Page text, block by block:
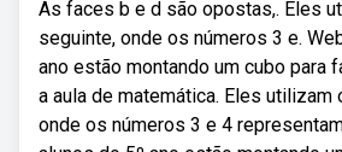
As faces b e d são opostas,. Eles
seguinte, onde os números 3 e.
ano estão montando um cubo para
a aula de matemática. Eles utilizam
onde os números 3 e 4